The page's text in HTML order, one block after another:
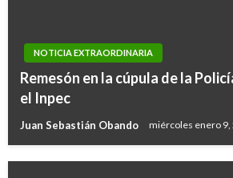
NOTICIA EXTRAORDINARIA
Remesón en la cúpula de la
el Inpec
Juan Sebastián Obando miércoles enero 9,